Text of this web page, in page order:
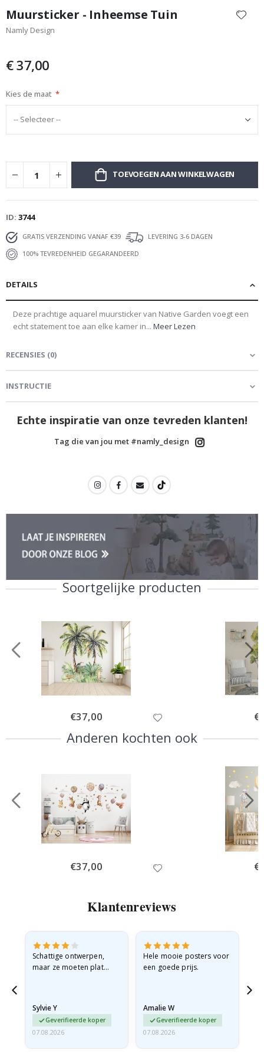
het
begin
afbeeldingen-
Muursticker - Inheemse Tuin
Namly Design
€ 37,00
Kies de maat
TOEVOEGEN AAN WINKELWAGEN
ID 3744
GRATIS VERZENDING VANAF €39
LEVERING 3-6 DAGEN
100% TEVREDENHEID GEGARANDEERD
DETAILS
Deze prachtige aquarel muursticker van Native Garden voegt een
echt statement toe aan elke kamer in... Meer Lezen
RECENSIES (0)
INSTRUCTIE
Echte inspiratie van onze tevreden klanten!
Tag die van jou met #namly_design
Soortgelijke producten
Special
Price
€37,00
Anderen kochten ook
Special
Price
€37,00
Klantenreviews
Schattige ontwerpen,
maar ze moeten plat
beetje…
Sylvie Y
Geverifieerde koper
07.08.2026
Hele mooie posters voor
een goede prijs.
Amalie W
Geverifieerde koper
07.08.2026